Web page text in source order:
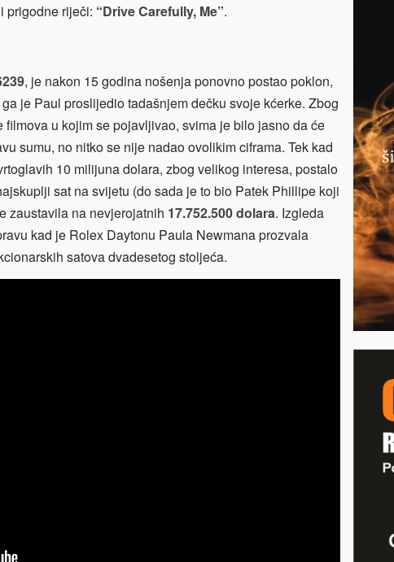
prigodne riječi: “Drive Carefully, Me”.
, je nakon 15 godina nošenja ponovno postao poklon,
je Paul proslijedio tadašnjem dečku svoje kćerke. Zbog
u kojim se pojavljivao, svima je bilo jasno da će
sumu, no nitko se nije nadao ovolikim ciframa. Tek kad
10 milijuna dolara, zbog velikog interesa, postalo
sat na svijetu (do sada je to bio Patek Phillipe koji
zaustavila na nevjerojatnih 17.752.500 dolara. Izgleda
kad je Rolex Daytonu Paula Newmana prozvala
satova dvadesetog stoljeća.